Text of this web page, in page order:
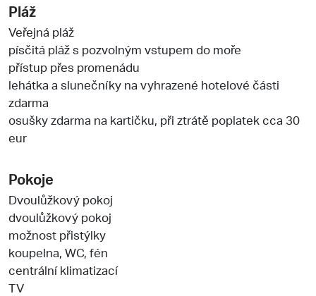
Pláž
Veřejná pláž
písčitá pláž s pozvolným vstupem do moře
přístup přes promenádu
lehátka a slunečníky na vyhrazené hotelové části
zdarma
osušky zdarma na kartičku, při ztrátě poplatek cca 30
eur
Pokoje
Dvoulůžkový pokoj
dvoulůžkový pokoj
možnost přistýlky
koupelna, WC, fén
centrální klimatizací
TV